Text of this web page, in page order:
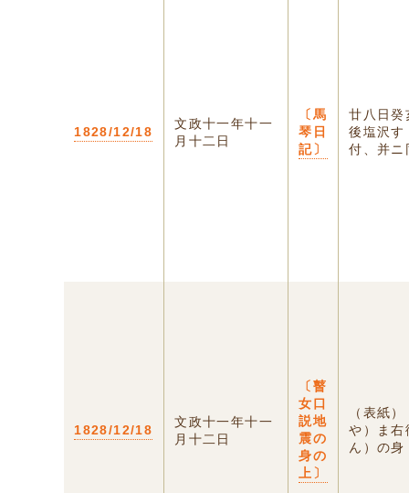
1828/12/18
文政十一年十一
月十二日
〔馬
琴日
記〕
廿八日癸
後塩沢す
付、并
1828/12/18
文政十一年十一
月十二日
〔瞽
女口
説地
震の
身の
上〕
（表
や）ま右
ん）の